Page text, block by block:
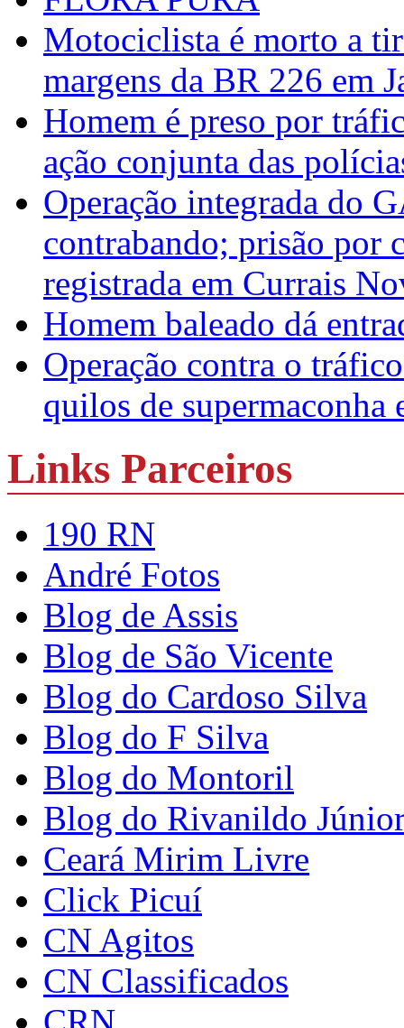
Motociclista é morto a
margens da BR 226 em
Homem é preso por
ação conjunta das
Operação integrada do
contrabando; prisão por
registrada em Currais
Homem baleado dá
Operação contra o
quilos de supermaconha
Links Parceiros
190 RN
André Fotos
Blog de Assis
Blog de São Vicente
Blog do Cardoso Silva
Blog do F Silva
Blog do Montoril
Blog do Rivanildo
Ceará Mirim Livre
Click Picuí
CN Agitos
CN Classificados